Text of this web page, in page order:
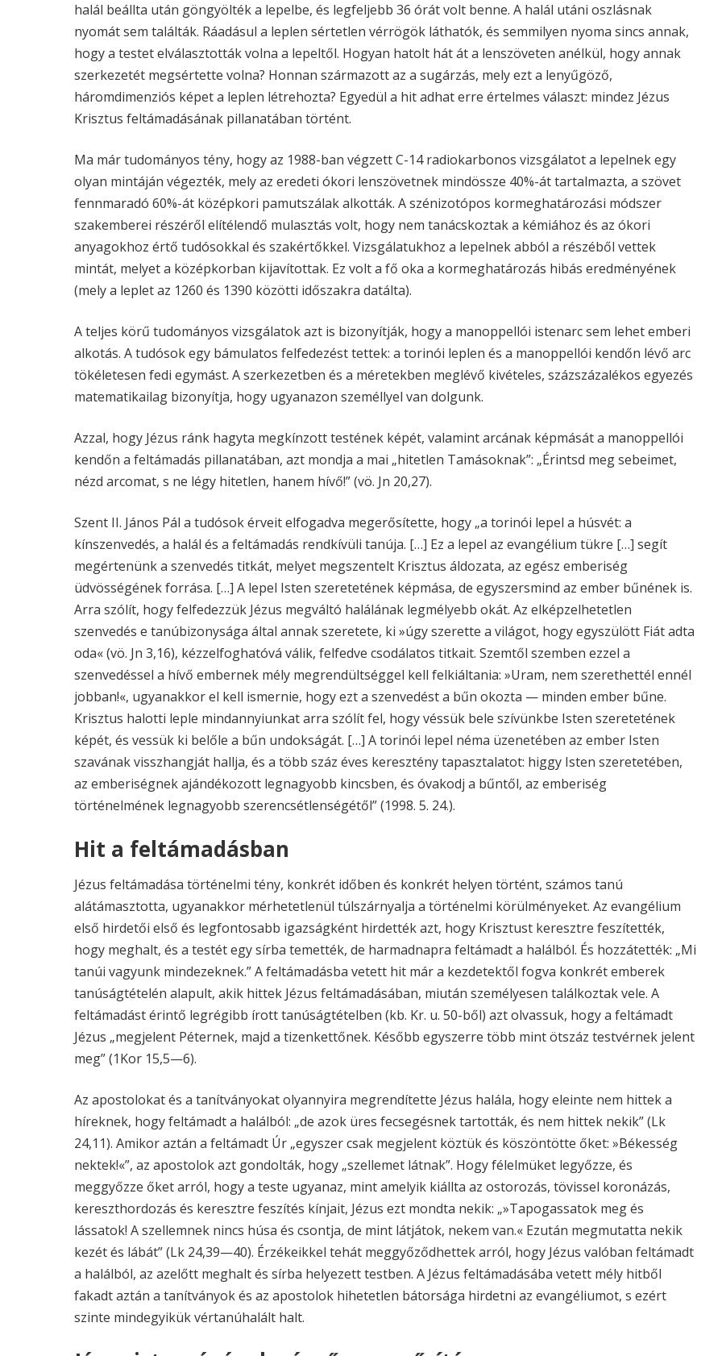
halál beállta után göngyölték a lepelbe, és legfeljebb 36 órát volt benne. A halál utáni oszlásnak
nyomát sem találták. Ráadásul a leplen sértetlen vérrögök láthatók, és semmilyen nyoma sincs annak,
hogy a testet elválasztották volna a lepeltől. Hogyan hatolt hát át a lenszöveten anélkül, hogy annak
szerkezetét megsértette volna? Honnan származott az a sugárzás, mely ezt a lenyűgöző,
háromdimenziós képet a leplen létrehozta? Egyedül a hit adhat erre értelmes választ: mindez Jézus
Krisztus feltámadásának pillanatában történt.
Ma már tudományos tény, hogy az 1988-ban végzett C-14 radiokarbonos vizsgálatot a lepelnek egy
olyan mintáján végezték, mely az eredeti ókori lenszövetnek mindössze 40%-át tartalmazta, a szövet
fennmaradó 60%-át középkori pamutszálak alkották. A szénizotópos kormeghatározási módszer
szakemberei részéről elítélendő mulasztás volt, hogy nem tanácskoztak a kémiához és az ókori
anyagokhoz értő tudósokkal és szakértőkkel. Vizsgálatukhoz a lepelnek abból a részéből vettek
mintát, melyet a középkorban kijavítottak. Ez volt a fő oka a kormeghatározás hibás eredményének
(mely a leplet az 1260 és 1390 közötti időszakra datálta).
A teljes körű tudományos vizsgálatok azt is bizonyítják, hogy a manoppellói istenarc sem lehet emberi
alkotás. A tudósok egy bámulatos felfedezést tettek: a torinói leplen és a manoppellói kendőn lévő arc
tökéletesen fedi egymást. A szerkezetben és a méretekben meglévő kivételes, százszázalékos egyezés
matematikailag bizonyítja, hogy ugyanazon személlyel van dolgunk.
Azzal, hogy Jézus ránk hagyta megkínzott testének képét, valamint arcának képmását a manoppellói
kendőn a feltámadás pillanatában, azt mondja a mai „hitetlen Tamásoknak”: „Érintsd meg sebeimet,
nézd arcomat, s ne légy hitetlen, hanem hívő!” (vö. Jn 20,27).
Szent II. János Pál a tudósok érveit elfogadva megerősítette, hogy „a torinói lepel a húsvét: a
kínszenvedés, a halál és a feltámadás rendkívüli tanúja. […] Ez a lepel az evangélium tükre […] segít
megértenünk a szenvedés titkát, melyet megszentelt Krisztus áldozata, az egész emberiség
üdvösségének forrása. […] A lepel Isten szeretetének képmása, de egyszersmind az ember bűnének is.
Arra szólít, hogy felfedezzük Jézus megváltó halálának legmélyebb okát. Az elképzelhetetlen
szenvedés e tanúbizonysága által annak szeretete, ki »úgy szerette a világot, hogy egyszülött Fiát adta
oda« (vö. Jn 3,16), kézzelfoghatóvá válik, felfedve csodálatos titkait. Szemtől szemben ezzel a
szenvedéssel a hívő embernek mély megrendültséggel kell felkiáltania: »Uram, nem szerethettél ennél
jobban!«, ugyanakkor el kell ismernie, hogy ezt a szenvedést a bűn okozta — minden ember bűne.
Krisztus halotti leple mindannyiunkat arra szólít fel, hogy véssük bele szívünkbe Isten szeretetének
képét, és vessük ki belőle a bűn undokságát. […] A torinói lepel néma üzenetében az ember Isten
szavának visszhangját hallja, és a több száz éves keresztény tapasztalatot: higgy Isten szeretetében,
az emberiségnek ajándékozott legnagyobb kincsben, és óvakodj a bűntől, az emberiség
történelmének legnagyobb szerencsétlenségétől” (1998. 5. 24.).
Hit a feltámadásban
Jézus feltámadása történelmi tény, konkrét időben és konkrét helyen történt, számos tanú
alátámasztotta, ugyanakkor mérhetetlenül túlszárnyalja a történelmi körülményeket. Az evangélium
első hirdetői első és legfontosabb igazságként hirdették azt, hogy Krisztust keresztre feszítették,
hogy meghalt, és a testét egy sírba temették, de harmadnapra feltámadt a halálból. És hozzátették: „Mi
tanúi vagyunk mindezeknek.” A feltámadásba vetett hit már a kezdetektől fogva konkrét emberek
tanúságtételén alapult, akik hittek Jézus feltámadásában, miután személyesen találkoztak vele. A
feltámadást érintő legrégibb írott tanúságtételben (kb. Kr. u. 50-ből) azt olvassuk, hogy a feltámadt
Jézus „megjelent Péternek, majd a tizenkettőnek. Később egyszerre több mint ötszáz testvérnek jelent
meg” (1Kor 15,5—6).
Az apostolokat és a tanítványokat olyannyira megrendítette Jézus halála, hogy eleinte nem hittek a
híreknek, hogy feltámadt a halálból: „de azok üres fecsegésnek tartották, és nem hittek nekik” (Lk
24,11). Amikor aztán a feltámadt Úr „egyszer csak megjelent köztük és köszöntötte őket: »Békesség
nektek!«”, az apostolok azt gondolták, hogy „szellemet látnak”. Hogy félelmüket legyőzze, és
meggyőzze őket arról, hogy a teste ugyanaz, mint amelyik kiállta az ostorozás, tövissel koronázás,
kereszthordozás és keresztre feszítés kínjait, Jézus ezt mondta nekik: „»Tapogassatok meg és
lássatok! A szellemnek nincs húsa és csontja, de mint látjátok, nekem van.« Ezután megmutatta nekik
kezét és lábát” (Lk 24,39—40). Érzékeikkel tehát meggyőződhettek arról, hogy Jézus valóban feltámadt
a halálból, az azelőtt meghalt és sírba helyezett testben. A Jézus feltámadásába vetett mély hitből
fakadt aztán a tanítványok és az apostolok hihetetlen bátorsága hirdetni az evangéliumot, s ezért
szinte mindegyikük vértanúhalált halt.